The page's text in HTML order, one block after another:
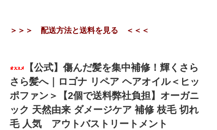
＞＞＞ 配送方法と送料を見る ＜＜＜
【公式】傷んだ髪を集中補修！輝くさら
さら髪へ｜ロゴナ リペア ヘアオイル＜ヒッ
ポファン＞【2個で送料弊社負担】オーガニ
ック 天然由来 ダメージケア 補修 枝毛 切れ
毛 人気 アウトバストリートメント